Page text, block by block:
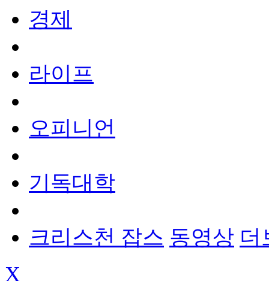
경제
라이프
오피니언
기독대학
크리스천 잡스 동영상 더
X